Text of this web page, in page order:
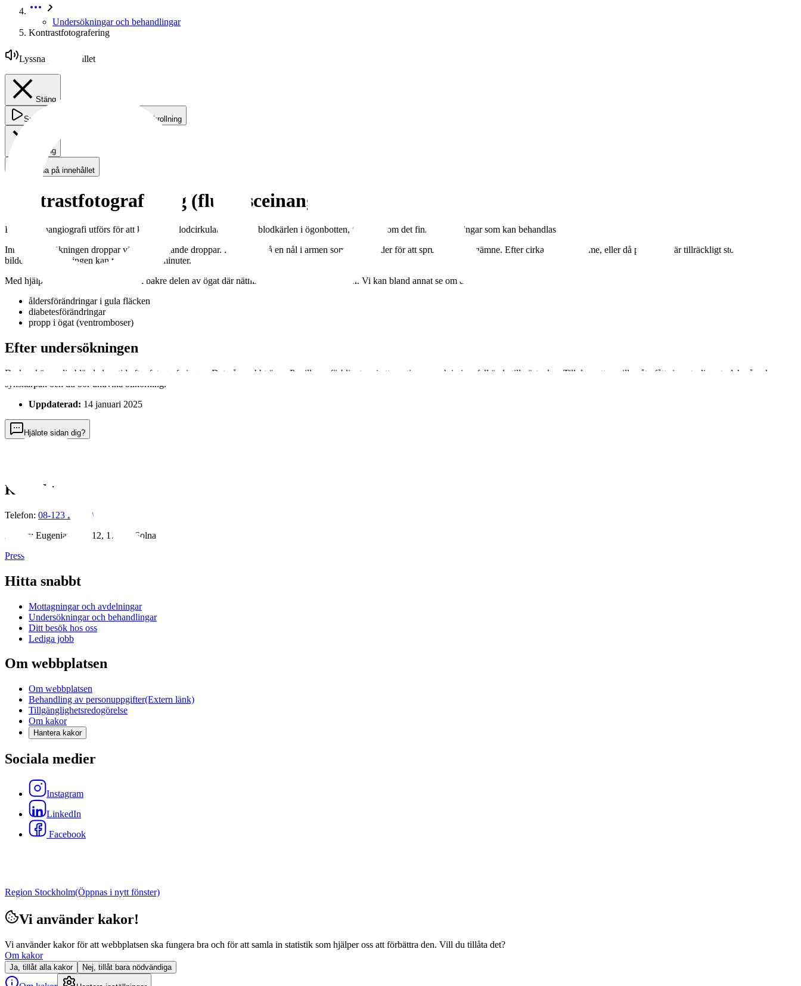
Undersökningar och behandlingar
Kontrastfotografering
Lyssna på innehållet
Stäng
Spela Stäng av skrollning
Stäng
Lyssna på innehållet
Kontrastfotografering (fluoresceinangiografi)
Fluoresceinangiografi utförs för att kartlägga blodcirkulationen och blodkärlen i ögonbotten, för att se om det finns förändringar som kan behandlas.
Innan undersökningen droppar vi pupillvidgande droppar. Du får också en nål i armen som vi använder för att spruta in ett färgämne. Efter cirka en halv timme, eller då pupillerna är tillräckligt stora, tas en mängd
bilder. Undersökningen kan ta upp till 30 minuter.
Med hjälp av bilderna undersöks den bakre delen av ögat där näthinnan och gula fläcken sitter. Vi kan bland annat se om du har
åldersförändringar i gula fläcken
diabetesförändringar
propp i ögat (ventromboser)
Efter undersökningen
Du kan känna dig bländad en tid efter fotograferingen. Det går snabbt över. Pupillerna förblir stora i ett par timmar och i vissa fall ända till nästa dag. Till dess att pupillen återfått sin naturliga storlek påverkas
synskärpan och du bör undvika bilkörning.
Uppdaterad: 14 januari 2025
Hjälpte sidan dig?
Kontakt
Telefon: 08-123 230 00
Adress: Eugeniavägen 12, 171 64 Solna
Press
Hitta snabbt
Mottagningar och avdelningar
Undersökningar och behandlingar
Ditt besök hos oss
Lediga jobb
Om webbplatsen
Om webbplatsen
Behandling av personuppgifter(Extern länk)
Tillgänglighetsredogörelse
Om kakor
Hantera kakor
Sociala medier
Instagram
LinkedIn
Facebook
Region Stockholm(Öppnas i nytt fönster)
Vi använder kakor!
Vi använder kakor för att webbplatsen ska fungera bra och för att samla in statistik som hjälper oss att förbättra den. Vill du tillåta det?
Om kakor
Ja, tillåt alla kakor Nej, tillåt bara nödvändiga